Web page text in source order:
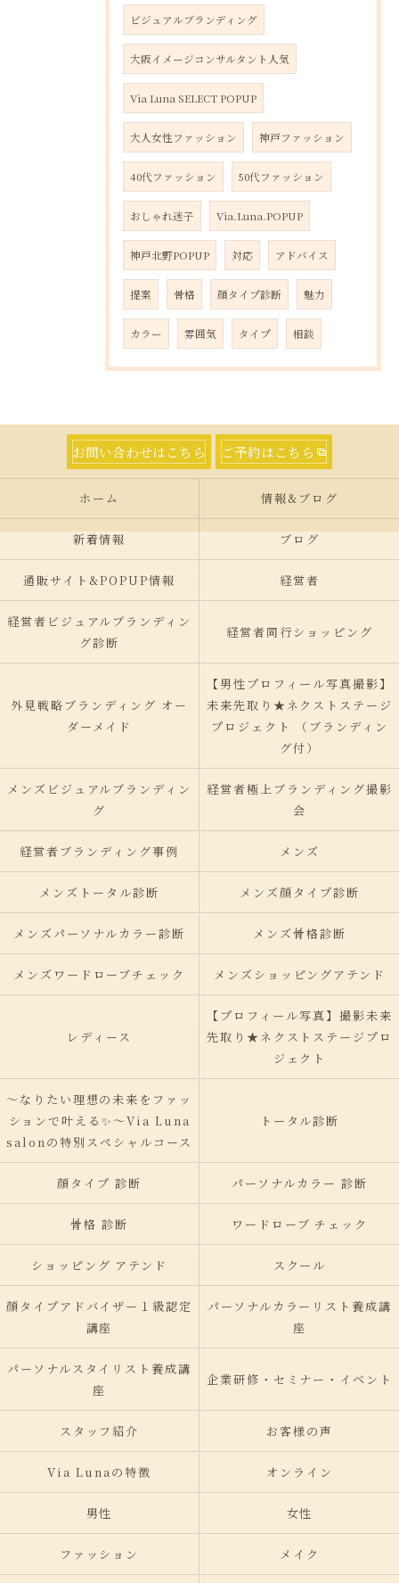
ビジュアルブランディング
大阪イメージコンサルタント人気
Via Luna SELECT POPUP
大人女性ファッション 神戸ファッション
40代ファッション 50代ファッション
おしゃれ迷子 Via.Luna.POPUP
神戸北野POPUP 対応 アドバイス
提案 骨格 顔タイプ診断 魅力
カラー 雰囲気 タイプ 相談
お問い合わせはこちら ご予約はこちら
ホーム 情報&ブログ
新着情報 ブログ
通販サイト&POPUP情報 経営者
経営者ビジュアルブランディン
グ診断
経営者同行ショッピング
外見戦略ブランディング オー
ダーメイド
【男性プロフィール写真撮影】
未来先取り★ネクストステージ
プロジェクト （ブランディン
グ付）
メンズビジュアルブランディン
グ
経営者極上ブランディング撮影
会
経営者ブランディング事例 メンズ
メンズトータル診断 メンズ顔タイプ診断
メンズパーソナルカラー診断 メンズ骨格診断
メンズワードローブチェック メンズショッピングアテンド
レディース
【プロフィール写真】撮影未来
先取り★ネクストステージプロ
ジェクト
〜なりたい理想の未来をファッ
ションで叶える✨〜Via Luna
salonの特別スペシャルコース
トータル診断
顔タイプ 診断 パーソナルカラー 診断
骨格 診断 ワードローブ チェック
ショッピング アテンド スクール
顔タイプアドバイザー１級認定
講座
パーソナルカラーリスト養成講
座
パーソナルスタイリスト養成講
座
企業研修・セミナー・イベント
スタッフ紹介 お客様の声
Via Lunaの特徴 オンライン
男性 女性
ファッション メイク